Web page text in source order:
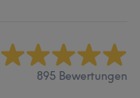
895 Bewertungen